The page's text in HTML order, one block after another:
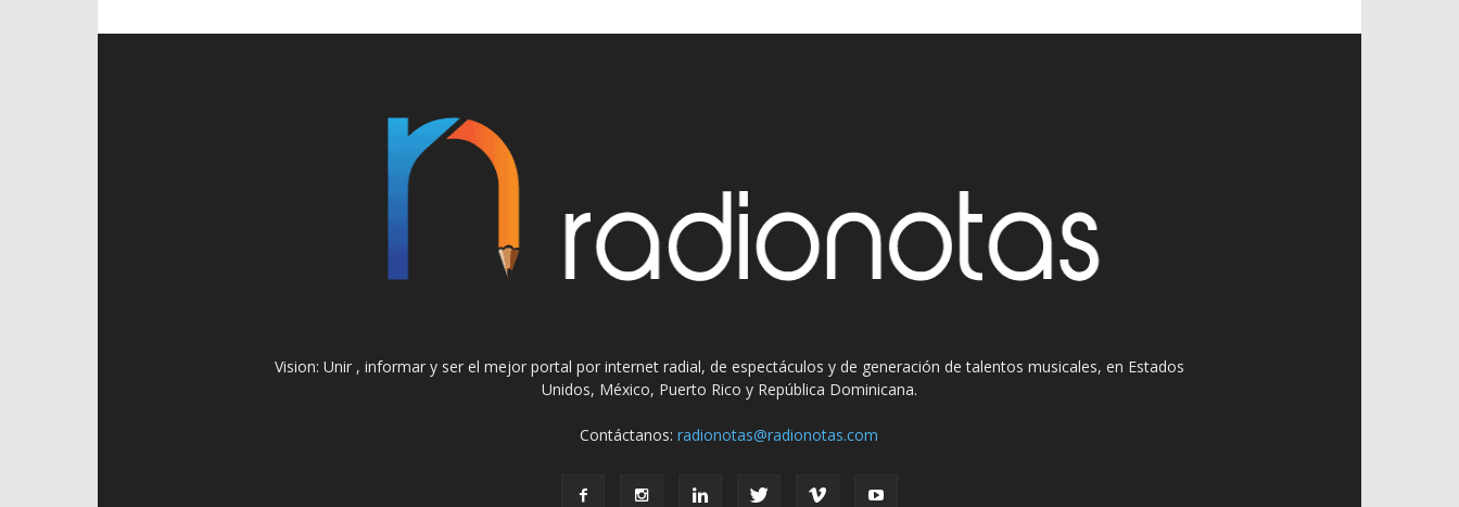
Vision: Unir , informar y ser el mejor portal por internet radial, de espectáculos y de generación de talentos musicales, en Estados
Unidos, México, Puerto Rico y República Dominicana.
Contáctanos:radionotas@radionotas.com